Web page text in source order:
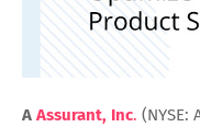
A Assurant, Inc. (NYSE: